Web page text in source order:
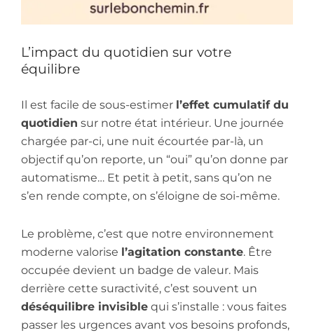
L’impact du quotidien sur votre
équilibre
Il est facile de sous-estimer l’effet cumulatif du
quotidien sur notre état intérieur. Une journée
chargée par-ci, une nuit écourtée par-là, un
objectif qu’on reporte, un “oui” qu’on donne par
automatisme… Et petit à petit, sans qu’on ne
s’en rende compte, on s’éloigne de soi-même.
Le problème, c’est que notre environnement
moderne valorise l’agitation constante. Être
occupée devient un badge de valeur. Mais
derrière cette suractivité, c’est souvent un
déséquilibre invisible qui s’installe : vous faites
passer les urgences avant vos besoins profonds,